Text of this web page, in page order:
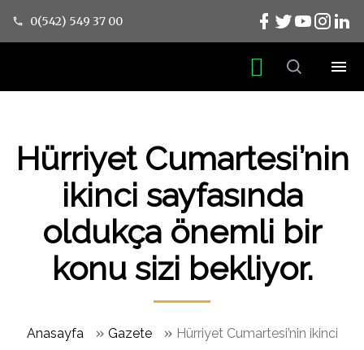
0(542) 549 37 00
Hürriyet Cumartesi’nin
ikinci sayfasında
oldukça önemli bir
konu sizi bekliyor.
Anasayfa » Gazete » Hürriyet Cumartesi’nin ikinci